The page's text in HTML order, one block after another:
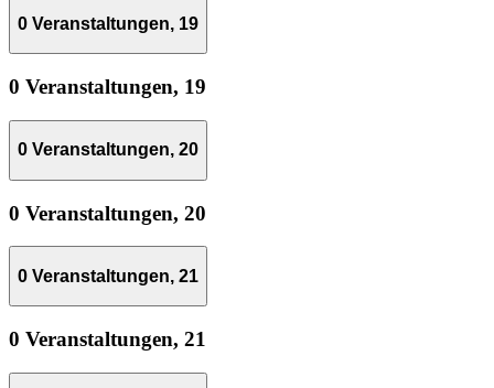
0 Veranstaltungen, 19
0 Veranstaltungen, 19
0 Veranstaltungen, 20
0 Veranstaltungen, 20
0 Veranstaltungen, 21
0 Veranstaltungen, 21